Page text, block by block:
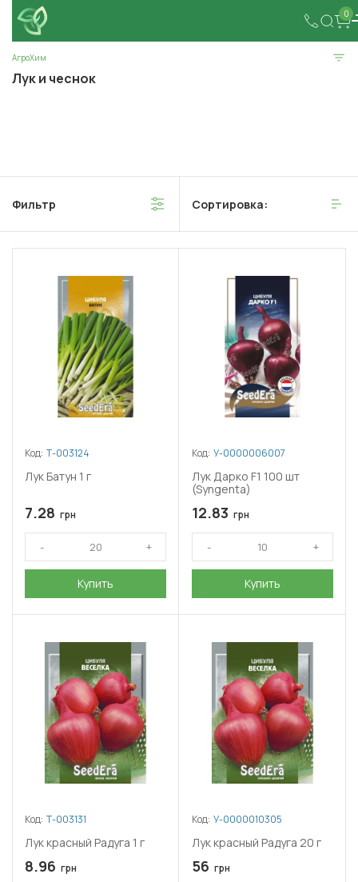
0
АгроХим
Лук и чеснок
Фильтр Сортировка:
Код: Т-003124
Лук Батун 1 г
7.28 грн
Купить
Код: У-0000006007
Лук Дарко F1 100 шт
(Syngenta)
12.83 грн
Купить
Код: Т-003131
Лук красный Радуга 1 г
8.96 грн
Код: У-0000010305
Лук красный Радуга 20 г
56 грн